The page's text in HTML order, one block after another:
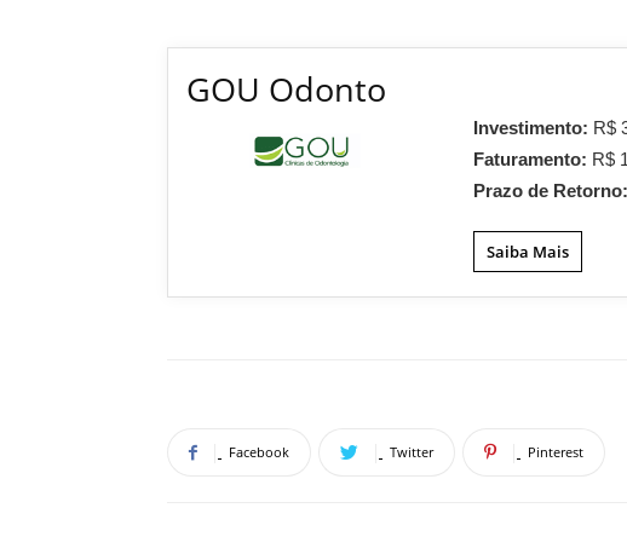
GOU Odonto
Investimento: R$
Faturamento: R$
Prazo de Retorno:
Saiba Mais
Facebook Twitter Pinterest